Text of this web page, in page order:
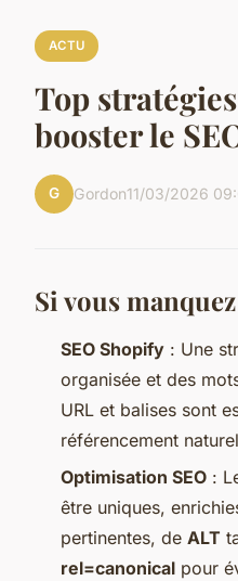
ACTU
Top
booster le
G Gordon11/03/2026
Si vous
SEO Shopify : Une
organisée et des
URL et balises sont
référencement
Optimisation SEO :
être uniques,
pertinentes, de ALT
rel=canonical pour